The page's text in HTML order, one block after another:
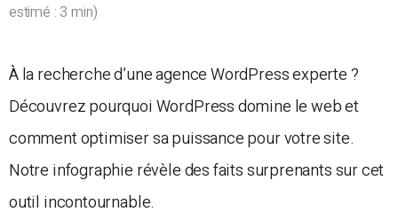
estimé : 3 min)
À la recherche d’une agence WordPress experte ?
Découvrez pourquoi WordPress domine le web et
comment optimiser sa puissance pour votre site.
Notre infographie révèle des faits surprenants sur cet
outil incontournable.